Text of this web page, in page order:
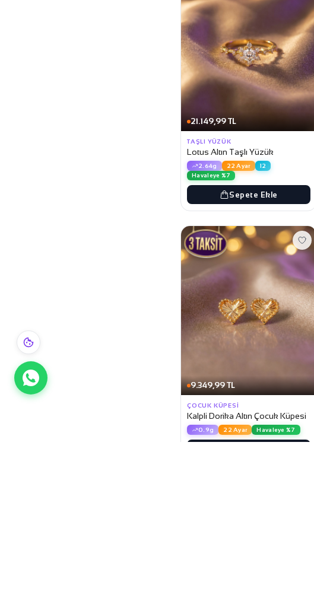
21.149,99 TL
TAŞLI YÜZÜK
Lotus Altın Taşlı Yüzük
2.64g 22 Ayar
12
Havaleye %7
Sepete Ekle
9.349,99 TL
ÇOCUK KÜPESI
Kalpli Dorika Altın Çocuk Küpesi
0.9g 22 Ayar Havaleye %7